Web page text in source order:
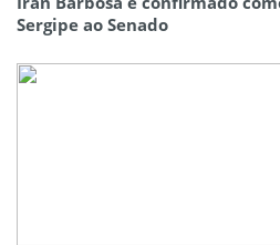
Sergipe ao Senado